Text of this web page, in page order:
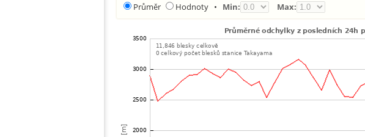
Průměr Hodnoty • Min: Max: